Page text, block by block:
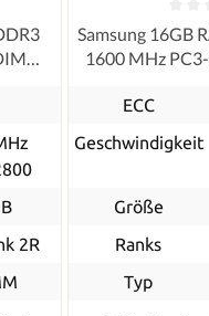
2R
Samsung 16GB
1600 MHz
ECC
Geschwindigkeit
Größe
Ranks
Typ